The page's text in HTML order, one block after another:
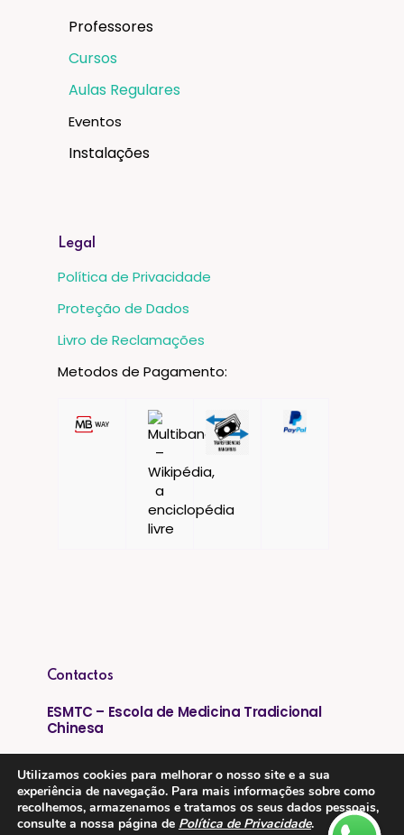
Professores
Cursos
Aulas Regulares
Eventos
Instalações
Legal
Política de Privacidade
Proteção de Dados
Livro de Reclamações
Metodos de Pagamento:
Contactos
ESMTC – Escola de Medicina Tradicional
Chinesa
Tel: + 351 213 475 605
Utilizamos cookies para melhorar o nosso site e a sua
experiência de navegação. Para mais informações sobre como
recolhemos, armazenamos e tratamos os seus dados pessoais,
consulte a nossa página de Política de Privacidade.